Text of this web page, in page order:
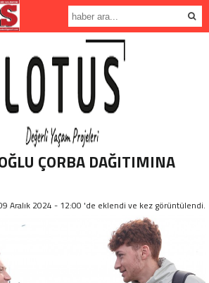
ÇORBA DAĞITIMINA
Aralık 2024 - 12:00 'de eklendi ve kez görüntülendi.